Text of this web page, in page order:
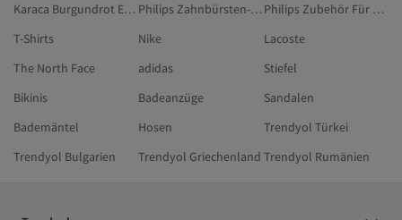
Karaca Burgundrot Elektronik
Philips Zahnbürsten-Ersatzköpfe
Philips Zubehör Für Tee- Und Kaffeemaschinen
T-Shirts
Nike
Lacoste
The North Face
adidas
Stiefel
Bikinis
Badeanzüge
Sandalen
Bademäntel
Hosen
Trendyol Türkei
Trendyol Bulgarien
Trendyol Griechenland Trendyol Rumänien